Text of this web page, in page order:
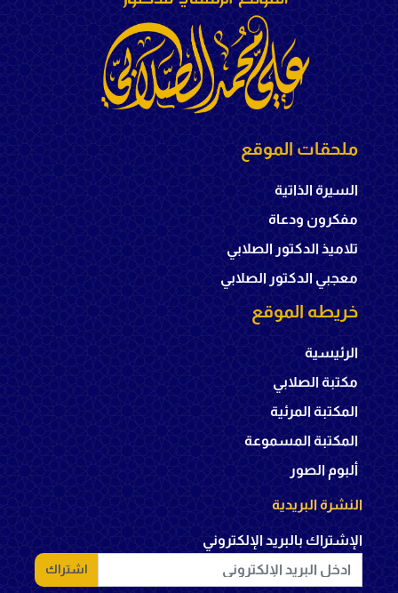
ملحقات الموقع
السيرة الذاتية
مفكرون ودعاة
تلاميذ الدكتور الصلابي
معجبي الدكتور الصلابي
خريطه الموقع
الرئيسية
مكتبة الصلابي
المكتبة المرئية
المكتبة المسموعة
ألبوم الصور
النشرة البريدية
الإشتراك بالبريد الإلكتروني
اشتراك